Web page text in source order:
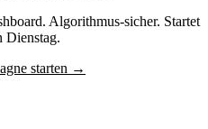
Algorithmus-sicher. Startet
Dienstag.
starten →